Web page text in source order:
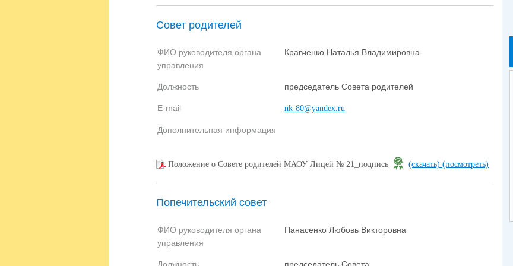
Совет родителей
ФИО руководителя органа
управления
Кравченко Наталья Владимировна
Должность председатель Совета родителей
E-mail nk-80@yandex.ru
Дополнительная информация
Положение о Совете родителей МАОУ Лицей № 21_подпись (скачать) (посмотреть)
Попечительский совет
ФИО руководителя органа
управления
Панасенко Любовь Викторовна